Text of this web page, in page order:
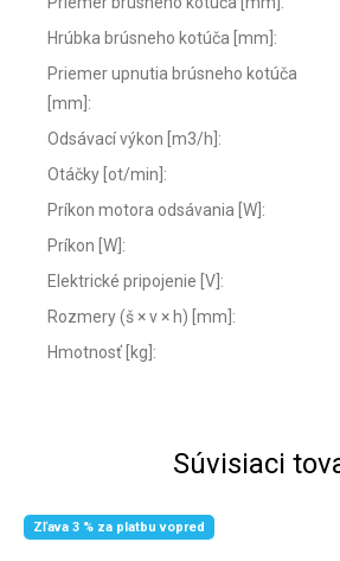
Hrúbka brúsneho kotúča [mm] :
Priemer upnutia brúsneho kotúča
[mm] :
Odsávací výkon [m3/h] :
Otáčky [ot/min] :
Príkon motora odsávania [W] :
Príkon [W] :
Elektrické pripojenie [V] :
Rozmery (š × v × h) [mm] :
Hmotnosť [kg] :
Súvisiaci
Zľava 3 % za platbu vopred